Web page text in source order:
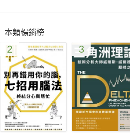
「不創新，就滅亡」，這不只適用於
在社會公益領域也是最重要的關鍵指標
然而許多懷抱著從事改善貧窮、環境
往往為了籌募資金、改善短期問題而
本類暢銷榜
2 3